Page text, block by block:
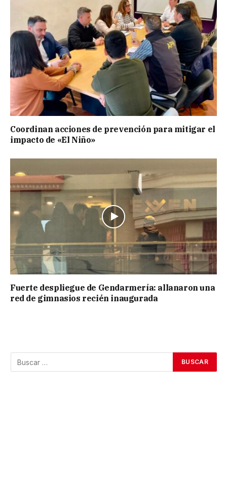
Coordinan acciones de prevención para mitigar el
impacto de «El Niño»
Fuerte despliegue de Gendarmería: allanaron una
red de gimnasios recién inaugurada